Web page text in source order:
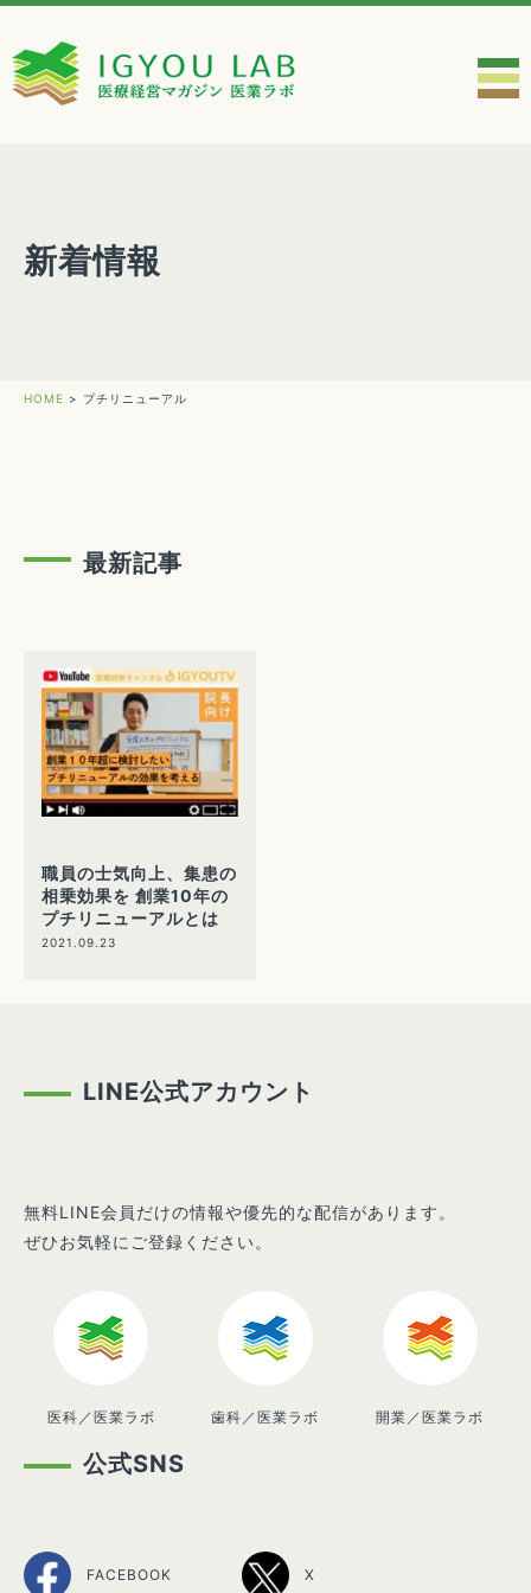
新着情報
HOME > プチリニューアル
最新記事
職員の士気向上、集患の
相乗効果を 創業10年の
プチリニューアルとは
2021.09.23
LINE公式アカウント
無料LINE会員だけの情報や優先的な配信があります。
ぜひお気軽にご登録ください。
医科／医業ラボ 歯科／医業ラボ 開業／医業ラボ
公式SNS
FACEBOOK X